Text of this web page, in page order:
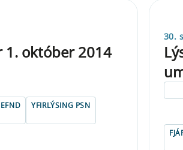
október 2014
YFIRLÝSING PSN
30.